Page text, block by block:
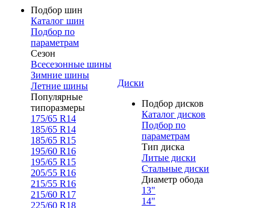
Подбор шин
Каталог шин
Подбор по
параметрам
Сезон
Всесезонные шины
Зимние шины
Летние шины
Популярные
типоразмеры
175/65 R14
185/65 R14
185/65 R15
195/60 R16
195/65 R15
205/55 R16
215/55 R16
215/60 R17
225/60 R18
Диски
Подбор дисков
Каталог дисков
Подбор по
параметрам
Тип диска
Литые диски
Стальные диски
Диаметр обода
13"
14"